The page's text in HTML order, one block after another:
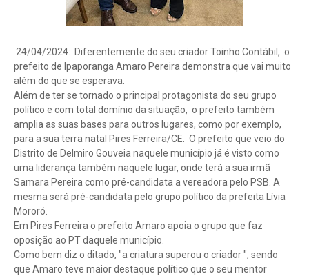
24/04/2024: Diferentemente do seu criador Toinho Contábil, o
prefeito de Ipaporanga Amaro Pereira demonstra que vai muito
além do que se esperava.
Além de ter se tornado o principal protagonista do seu grupo
político e com total domínio da situação, o prefeito também
amplia as suas bases para outros lugares, como por exemplo,
para a sua terra natal Pires Ferreira/CE. O prefeito que veio do
Distrito de Delmiro Gouveia naquele município já é visto como
uma liderança também naquele lugar, onde terá a sua irmã
Samara Pereira como pré-candidata a vereadora pelo PSB. A
mesma será pré-candidata pelo grupo político da prefeita Lívia
Mororó.
Em Pires Ferreira o prefeito Amaro apoia o grupo que faz
oposição ao PT daquele município.
Como bem diz o ditado, "a criatura superou o criador ", sendo
que Amaro teve maior destaque político que o seu mentor